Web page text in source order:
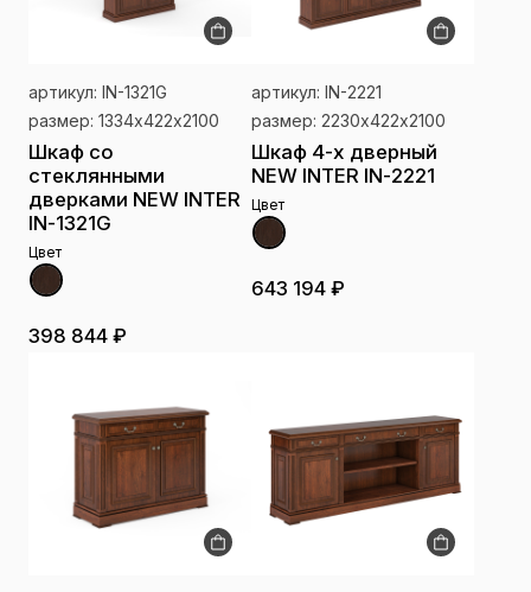
артикул: IN-1321G
размер: 1334х422х2100
Шкаф со
стеклянными
дверками NEW INTER
IN-1321G
Цвет
398 844 ₽
артикул: IN-2221
размер: 2230х422х2100
Шкаф 4-х дверный
NEW INTER IN-2221
Цвет
643 194 ₽